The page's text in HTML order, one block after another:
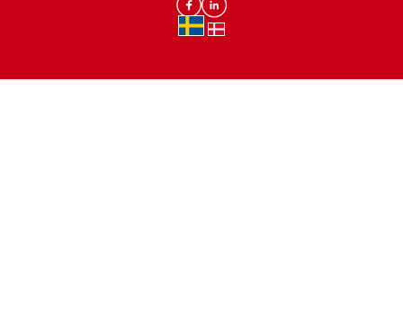
Lomax DK Facebook
Lomax SE LinkIn
sv-SEda-DK